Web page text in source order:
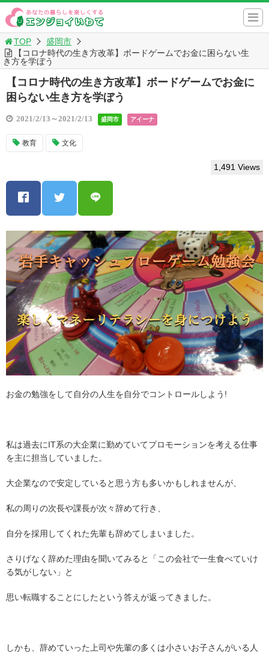
TOP
盛岡市
【コロナ時代の生き方改革】ボードゲームでお金に困らない生
き方を学ぼう
【コロナ時代の生き方改革】ボードゲームでお金に
困らない生き方を学ぼう
2021/2/13～2021/2/13 盛岡市 アイーナ
教育 文化
1,491 Views
お金の勉強をして自分の人生を自分でコントロールしよう!
私は過去にIT系の大企業に勤めていてプロモーションを考える仕事
を主に担当していました。
大企業なので安定していると思う方も多いかもしれませんが、
私の周りの次長や課長が次々辞めて行き、
自分を採用してくれた先輩も辞めてしまいました。
さりげなく辞めた理由を聞いてみると「この会社で一生食べていけ
る気がしない」と
思い転職することにしたという答えが返ってきました。
しかも、辞めていった上司や先輩の多くは小さいお子さんがいる人